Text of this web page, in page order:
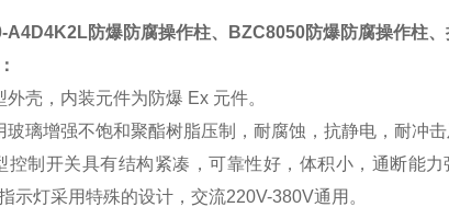
A4D4K2L防爆防腐操作柱、BZC8050防爆防腐操作柱
外壳，内装元件为防爆 Ex 元件。
玻璃增强不饱和聚酯树脂压制，耐腐蚀，抗静电，耐冲
控制开关具有结构紧凑，可靠性好，体积小，通断能
示灯采用特殊的设计，交流220V-380V通用。